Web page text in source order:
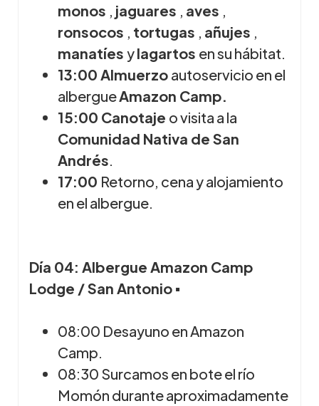
monos jaguares aves
ronsocos tortugas añujes
manatíes ylagartos en su hábitat.
13:00 Almuerzo autoservicio en el
albergueAmazon Camp.
15:00 Canotaje o visita a la
Comunidad Nativa de San
Andrés
17:00 Retorno, cena y alojamiento
en el albergue.
Día 04: Albergue Amazon Camp
Lodge / San Antonio ▪
08:00 Desayuno en Amazon
Camp.
08:30 Surcamos en bote el río
Momón durante aproximadamente